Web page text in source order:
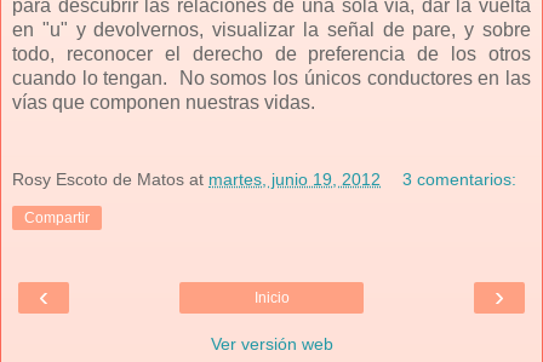
para descubrir las relaciones de una sola vía, dar la vuelta
en "u" y devolvernos, visualizar la señal de pare, y sobre
todo, reconocer el derecho de preferencia de los otros
cuando lo tengan. No somos los únicos conductores en las
vías que componen nuestras vidas.
Rosy Escoto de Matos at martes, junio 19, 2012 3 comentarios:
Compartir
‹ ›
Inicio
Ver versión web